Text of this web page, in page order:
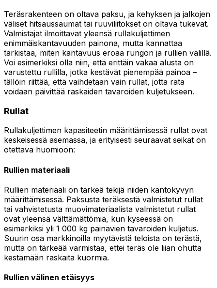
Teräsrakenteen on oltava paksu, ja kehyksen ja jalkojen
väliset hitsaussaumat tai ruuviliitokset on oltava tukevat.
Valmistajat ilmoittavat yleensä rullakuljettimen
enimmäiskantavuuden painona, mutta kannattaa
tarkistaa, miten kantavuus eroaa rungon ja rullien välillä.
Voi esimerkiksi olla niin, että erittäin vakaa alusta on
varustettu rullilla, jotka kestävät pienempää painoa –
tällöin riittää, että vaihdetaan vain rullat, jotta rata
voidaan päivittää raskaiden tavaroiden kuljetukseen.
Rullat
Rullakuljettimen kapasiteetin määrittämisessä rullat ovat
keskeisessä asemassa, ja erityisesti seuraavat seikat on
otettava huomioon:
Rullien materiaali
Rullien materiaali on tärkeä tekijä niiden kantokyvyn
määrittämisessä. Paksusta teräksestä valmistetut rullat
tai vahvistetusta muovimateriaalista valmistetut rullat
ovat yleensä välttämättömiä, kun kyseessä on
esimerkiksi yli 1 000 kg painavien tavaroiden kuljetus.
Suurin osa markkinoilla myytävistä teloista on terästä,
mutta on tärkeää varmistaa, ettei teräs ole liian ohutta
kestämään raskaita kuormia.
Rullien välinen etäisyys